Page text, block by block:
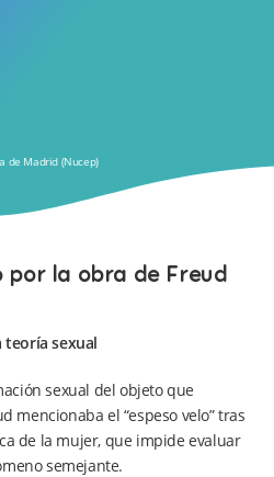
de Madrid (Nucep)
por la obra de Freud
teoría sexual
sexual del objeto que
mencionaba el “espeso velo” tras
de la mujer, que impide evaluar
semejante.